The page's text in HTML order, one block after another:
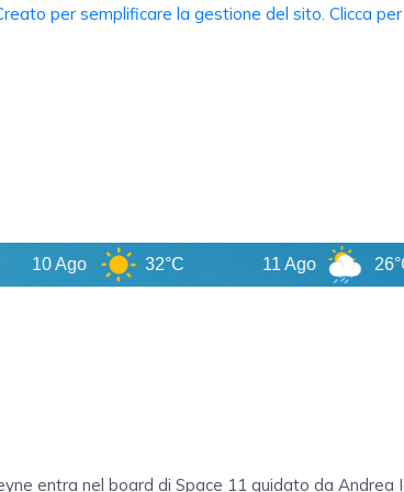
10 Ago 32°C 11 Ago 26°C